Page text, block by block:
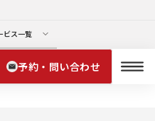
ビス一覧
予約・問い合わせ